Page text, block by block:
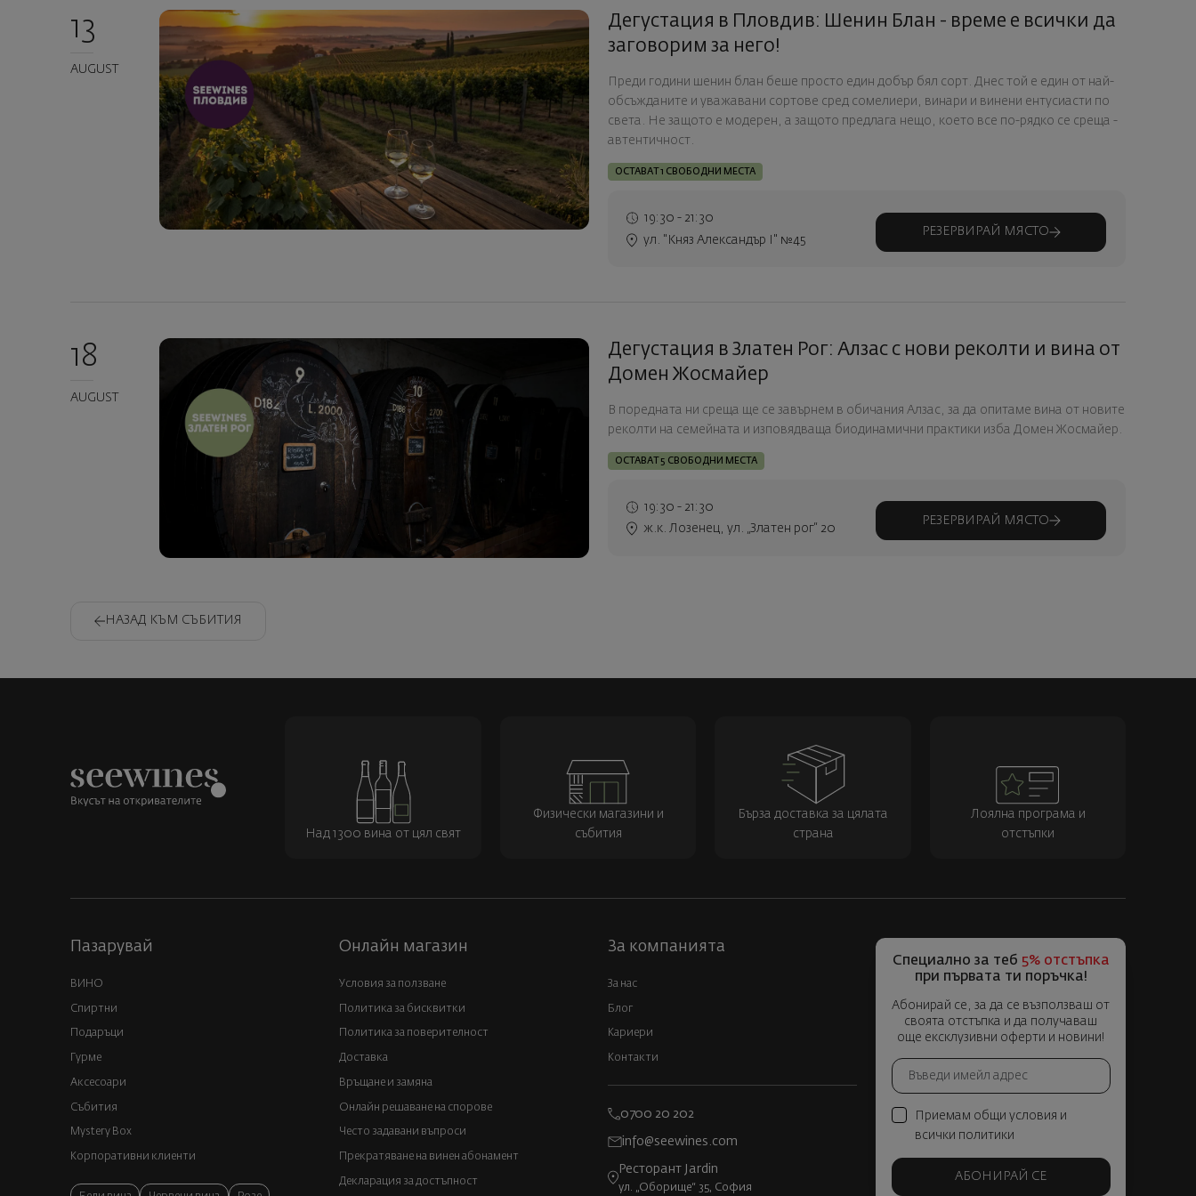
13
AUGUST
Дегустация в Пловдив: Шенин Блан - време е всички да
заговорим за него!
Преди години шенин блан беше просто един добър бял сорт. Днес той е един от най-
обсъжданите и уважавани сортове сред сомелиери, винари и винени ентусиасти по
света. Не защото е модерен, а защото предлага нещо, което все по-рядко се среща -
автентичност.
ОСТАВАТ 1 СВОБОДНИ МЕСТА
19:30 - 21:30
ул. "Княз Александър I" №45
РЕЗЕРВИРАЙ МЯСТО
18
AUGUST
Дегустация в Златен Рог: Алзас с нови реколти и вина от
Домен Жосмайер
В поредната ни среща ще се завърнем в обичания Алзас, за да опитаме вина от новите
реколти на семейната и изповядваща биодинамични практики изба Домен Жосмайер.
ОСТАВАТ 5 СВОБОДНИ МЕСТА
19:30 - 21:30
ж.к. Лозенец, ул. „Златен рог“ 20
РЕЗЕРВИРАЙ МЯСТО
НАЗАД КЪМ СЪБИТИЯ
Над 1300 вина от цял свят
Физически магазини и
събития
Бърза доставка за цялата
страна
Лоялна програма и
отстъпки
Пазарувай
ВИНО
Спиртни
Подаръци
Гурме
Аксесоари
Събития
Mystery Box
Корпоративни клиенти
Онлайн магазин
Условия за ползване
Политика за бисквитки
Политика за поверителност
Доставка
Връщане и замяна
Онлайн решаване на спорове
Често задавани въпроси
Прекратяване на винен абонамент
Декларация за достъпност
За компанията
За нас
Блог
Кариери
Контакти
0700 20 202
info@seewines.com
Ресторант Jardin
ул. „Оборище“ 35, София
Специално за теб 5% отстъпка
при първата ти поръчка!
Абонирай се, за да се възползваш от
своята отстъпка и да получаваш
още ексклузивни оферти и новини!
Приемам общи условия и
всички политики
АБОНИРАЙ СЕ